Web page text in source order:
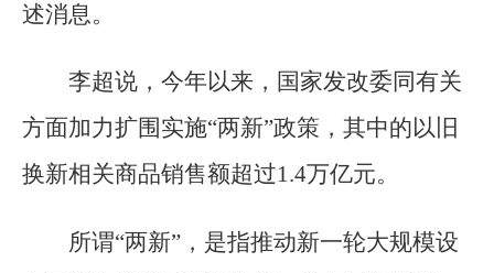
述消息。
李超说，今年以来，国家发改委同有关
方面加力扩围实施“两新”政策，其中的以旧
换新相关商品销售额超过1.4万亿元。
所谓“两新”，是指推动新一轮大规模设